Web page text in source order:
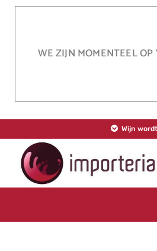
WE ZIJN MOMENTEEL
Wijn wordt